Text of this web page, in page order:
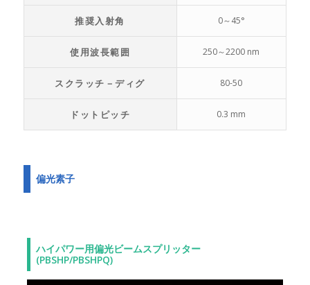
推奨入射角 0～45°
使用波長範囲 250～2200 nm
スクラッチ－ディグ 80-50
ドットピッチ 0.3 mm
偏光素子
ハイパワー用偏光ビームスプリッター
(PBSHP/PBSHPQ)